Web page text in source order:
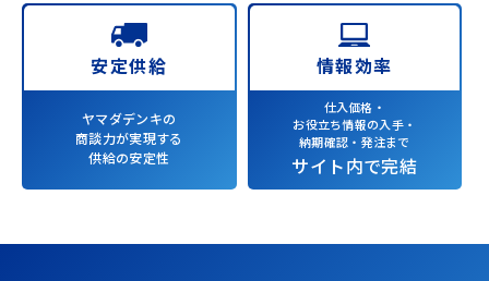
安定供給
ヤマダデンキの
商談力が実現する
供給の安定性
情報効率
仕入価格・
お役立ち情報の入手・
納期確認・発注まで
サイト内で完結